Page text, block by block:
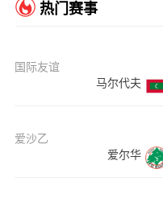
热门赛事
国际友谊
马尔代夫
爱沙乙
爱尔华